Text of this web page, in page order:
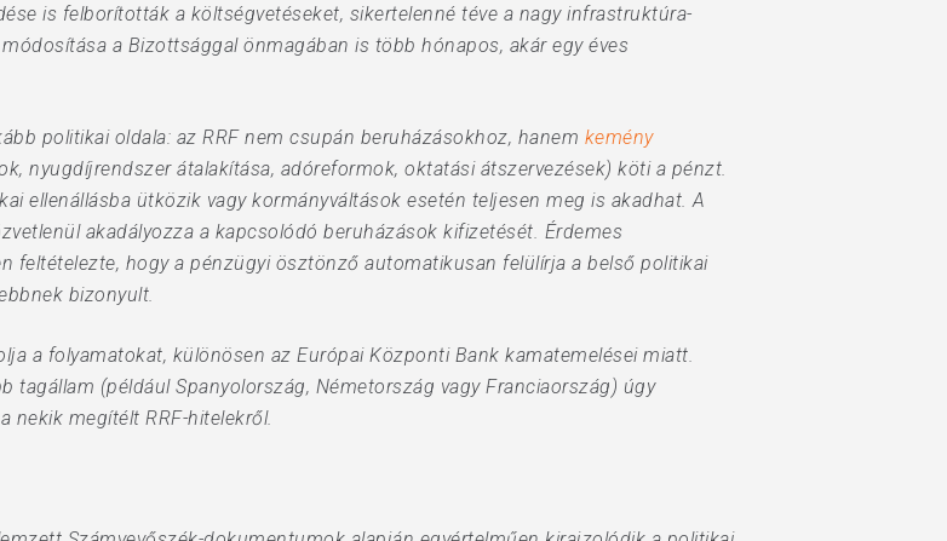
is felborították a költségvetéseket, sikertelenné téve a nagy infrastruktúra-
a Bizottsággal önmagában is több hónapos, akár egy éves
politikai oldala: az RRF nem csupán beruházásokhoz, hanem kemény
nyugdíjrendszer átalakítása, adóreformok, oktatási átszervezések) köti a pénzt.
ellenállásba ütközik vagy kormányváltások esetén teljesen meg is akadhat. A
akadályozza a kapcsolódó beruházások kifizetését. Érdemes
feltételezte, hogy a pénzügyi ösztönző automatikusan felülírja a belső politikai
bizonyult.
a folyamatokat, különösen az Európai Központi Bank kamatemelései miatt.
(például Spanyolország, Németország vagy Franciaország) úgy
nekik megítélt RRF-hitelekről.